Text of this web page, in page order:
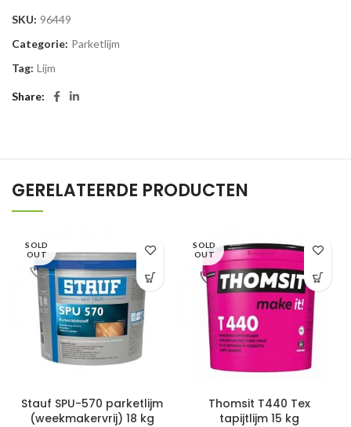
SKU: 96449
Categorie: Parketlijm
Tag: Lijm
Share
GERELATEERDE PRODUCTEN
SOLD
OUT
Stauf SPU-570 parketlijm
(weekmakervrij) 18 kg
SOLD
OUT
Thomsit T440 Tex
tapijtlijm 15 kg